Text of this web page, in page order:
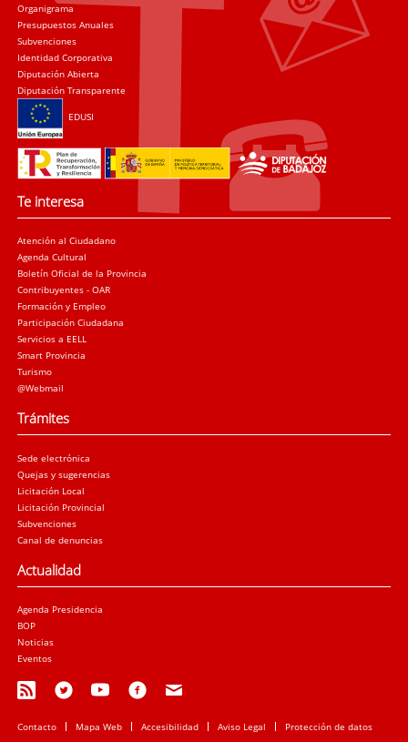
Organigrama
Presupuestos Anuales
Subvenciones
Identidad Corporativa
Diputación Abierta
Diputación Transparente
EDUSI
Te interesa
Atención al Ciudadano
Agenda Cultural
Boletín Oficial de la Provincia
Contribuyentes - OAR
Formación y Empleo
Participación Ciudadana
Servicios a EELL
Smart Provincia
Turismo
@Webmail
Trámites
Sede electrónica
Quejas y sugerencias
Licitación Local
Licitación Provincial
Subvenciones
Canal de denuncias
Actualidad
Agenda Presidencia
BOP
Noticias
Eventos
Contacto Mapa Web Accesibilidad Aviso Legal Protección de datos